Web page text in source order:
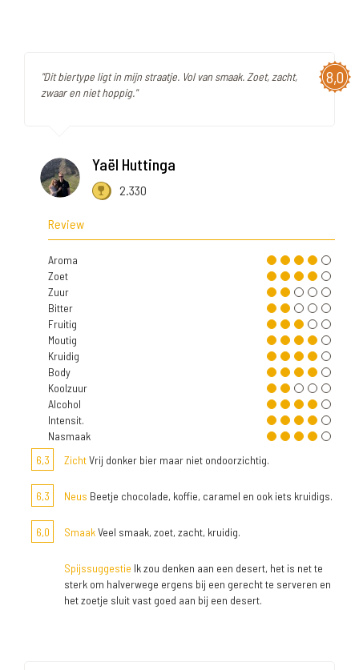
8,0
"Dit biertype ligt in mijn straatje. Vol van smaak. Zoet, zacht,
zwaar en niet hoppig."
Yaël Huttinga
2.330
Review
Aroma
Zoet
Zuur
Bitter
Fruitig
Moutig
Kruidig
Body
Koolzuur
Alcohol
Intensit.
Nasmaak
6,3
ZichtVrij donker bier maar niet ondoorzichtig.
6,3 Neus Beetje chocolade, koffie, caramel en ook iets kruidigs.
6,0 SmaakVeel smaak, zoet, zacht, kruidig.
Spijssuggestie Ik zou denken aan een desert, het is net te
sterk om halverwege ergens bij een gerecht te serveren en
het zoetje sluit vast goed aan bij een desert.